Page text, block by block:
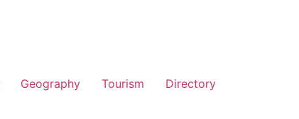
Geography Tourism Directory